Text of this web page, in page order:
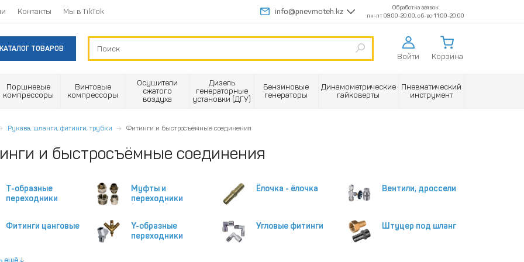
Контакты Мы в TikTok info@pnevmoteh.kz
Обработка заявок
пн-пт 09:00-20:00, сб-вс 11:00-20:00
КАТАЛОГ ТОВАРОВ
Войти Корзина
Поршневые
компрессоры
Винтовые
компрессоры
Осушители
сжатого
воздуха
Дизель
генераторные
установки (ДГУ)
Бензиновые
генераторы
Динамометрические
гайковерты
Пневматический
инструмент
Рукава, шланги, фитинги, трубки Фитинги и быстросъёмные соединения
и быстросъёмные соединения
T-образные
переходники
Муфты и
переходники
Ёлочка - ёлочка Вентили, дроссели
Фитинги цанговые
Y-образные
переходники
Угловые фитинги Штуцер под шланг
ещё